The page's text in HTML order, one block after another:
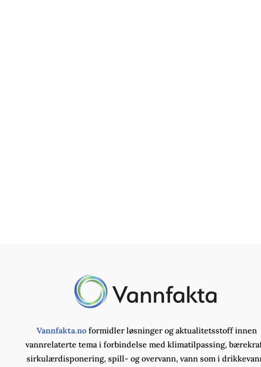
Vannfakta.noformidler løsninger og aktualitetsstoff innen
vannrelaterte tema i forbindelse med klimatilpassing,
sirkulærdisponering, spill- og overvann, vann som i